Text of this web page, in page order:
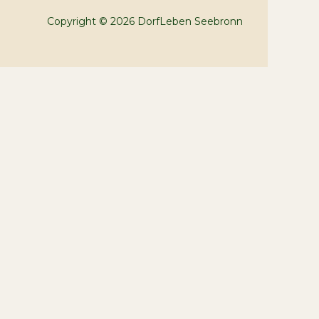
Copyright © 2026 DorfLeben Seebronn